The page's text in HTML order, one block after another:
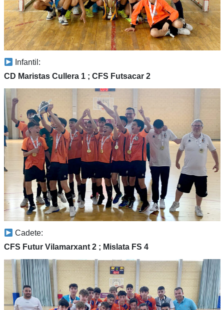
Infantil:
CD Maristas Cullera 1 ; CFS Futsacar 2
Cadete:
CFS Futur Vilamarxant 2 ; Mislata FS 4